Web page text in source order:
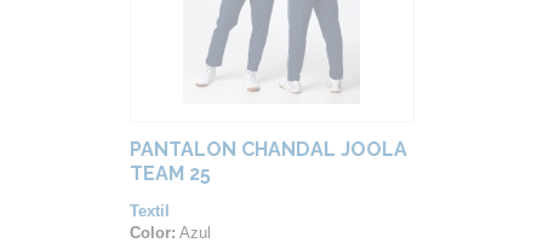
PANTALON CHANDAL JOOLA
TEAM 25
Textil
Color: Azul